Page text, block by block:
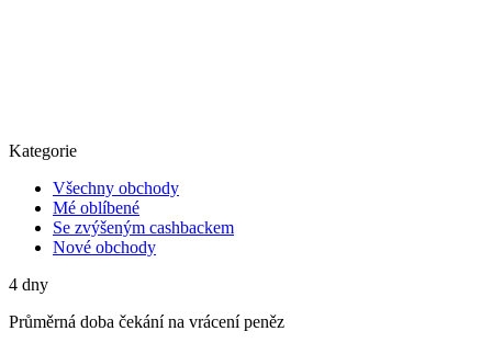
Kategorie
Všechny obchody
Mé oblíbené
Se zvýšeným cashbackem
Nové obchody
4 dny
Průměrná doba čekání na vrácení peněz